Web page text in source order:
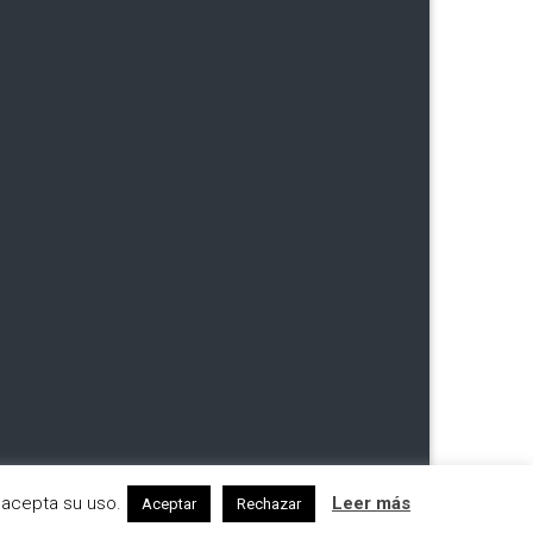
Designed by FameThemes
su uso. Aceptar Rechazar Leer más